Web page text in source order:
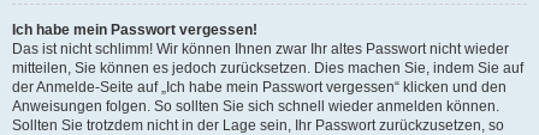
Ich habe mein Passwort vergessen!
Das ist nicht schlimm! Wir können Ihnen zwar Ihr altes Passwort nicht wieder
mitteilen, Sie können es jedoch zurücksetzen. Dies machen Sie, indem Sie auf
der Anmelde-Seite auf „Ich habe mein Passwort vergessen“ klicken und den
Anweisungen folgen. So sollten Sie sich schnell wieder anmelden können.
Sollten Sie trotzdem nicht in der Lage sein, Ihr Passwort zurückzusetzen, so